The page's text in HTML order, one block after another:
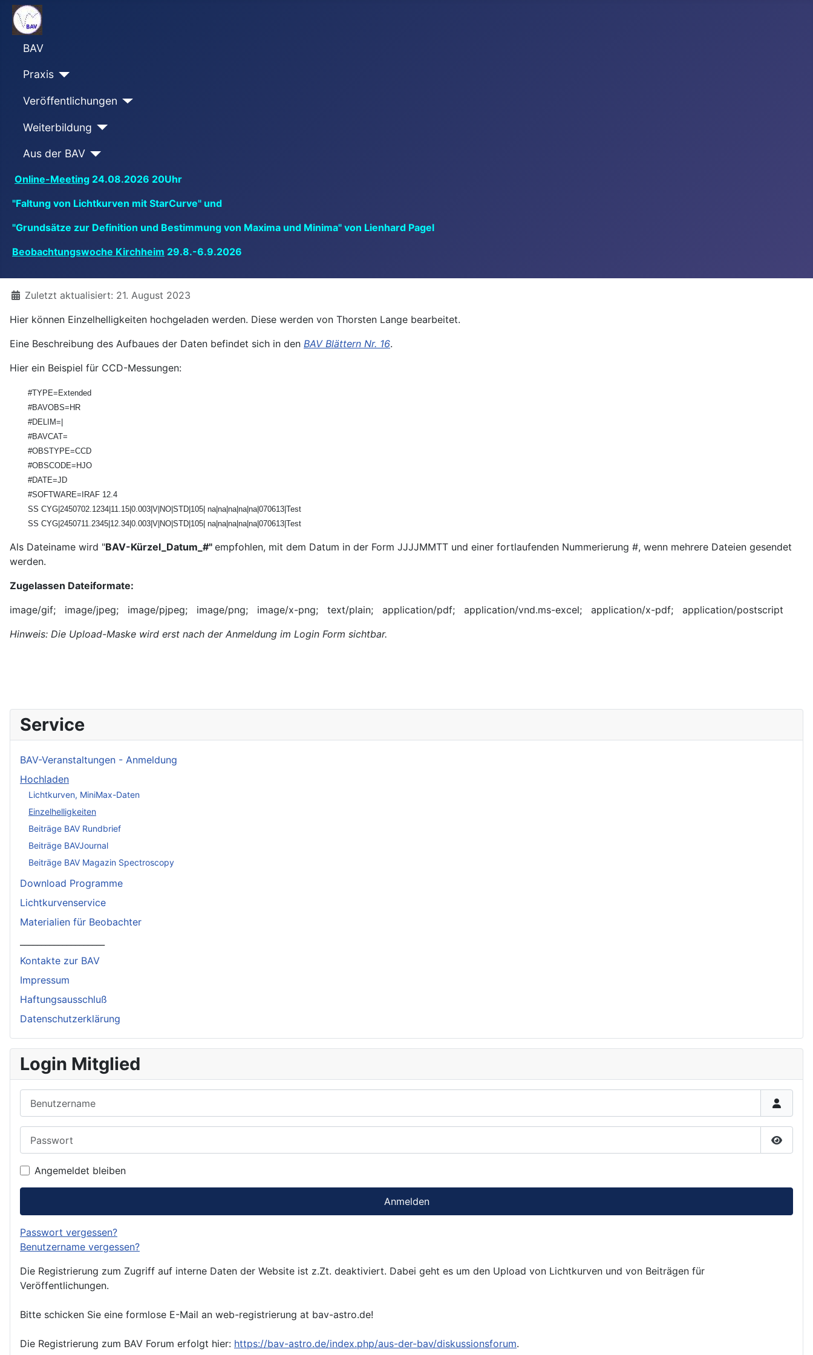
BAV
Praxis
Veröffentlichungen
Weiterbildung
Aus der BAV
Online-Meeting 24.08.2026 20Uhr
"Faltung von Lichtkurven mit StarCurve" und
"Grundsätze zur Definition und Bestimmung von Maxima und Minima" von Lienhard Pagel
Beobachtungswoche Kirchheim 29.8.-6.9.2026
DetailsZuletzt aktualisiert: 21. August 2023
Hier können Einzelhelligkeiten hochgeladen werden. Diese werden von Thorsten Lange bearbeitet.
Eine Beschreibung des Aufbaues der Daten befindet sich in den BAV Blättern Nr. 16.
Hier ein Beispiel für CCD-Messungen:
#TYPE=Extended
#BAVOBS=HR
#DELIM=|
#BAVCAT=
#OBSTYPE=CCD
#OBSCODE=HJO
#DATE=JD
#SOFTWARE=IRAF 12.4
SS CYG|2450702.1234|11.15|0.003|V|NO|STD|105| na|na|na|na|na|070613|Test
SS CYG|2450711.2345|12.34|0.003|V|NO|STD|105| na|na|na|na|na|070613|Test
Als Dateiname wird "BAV-Kürzel_Datum_#" empfohlen, mit dem Datum in der Form JJJJMMTT und einer fortlaufenden Nummerierung #, wenn mehrere Dateien gesendet
werden.
Zugelassen Dateiformate:
image/gif; image/jpeg; image/pjpeg; image/png; image/x-png; text/plain; application/pdf; application/vnd.ms-excel; application/x-pdf; application/postscript
Hinweis: Die Upload-Maske wird erst nach der Anmeldung im Login Form sichtbar.
Service
BAV-Veranstaltungen - Anmeldung
Hochladen
Lichtkurven, MiniMax-Daten
Einzelhelligkeiten
Beiträge BAV Rundbrief
Beiträge BAVJournal
Beiträge BAV Magazin Spectroscopy
Download Programme
Lichtkurvenservice
Materialien für Beobachter
Kontakte zur BAV
Impressum
Haftungsausschluß
Datenschutzerklärung
Login Mitglied
Angemeldet bleiben
Anmelden
Passwort vergessen?
Benutzername vergessen?
Die Registrierung zum Zugriff auf interne Daten der Website ist z.Zt. deaktiviert. Dabei geht es um den Upload von Lichtkurven und von Beiträgen für
Veröffentlichungen.
Bitte schicken Sie eine formlose E-Mail an web-registrierung at bav-astro.de!
Die Registrierung zum BAV Forum erfolgt hier: https://bav-astro.de/index.php/aus-der-bav/diskussionsforum.